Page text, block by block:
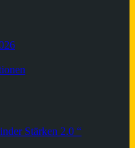
Stärken 2.0 “